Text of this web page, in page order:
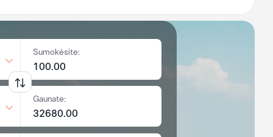
Sumokėsite:
Gaunate: